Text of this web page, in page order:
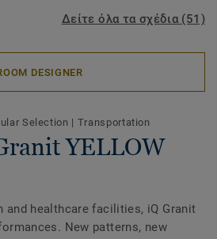
Δείτε όλα τα σχέδια (51)
DESIGNER
Selection | Transportation
YELLOW
and healthcare facilities, iQ Granit
New patterns, new